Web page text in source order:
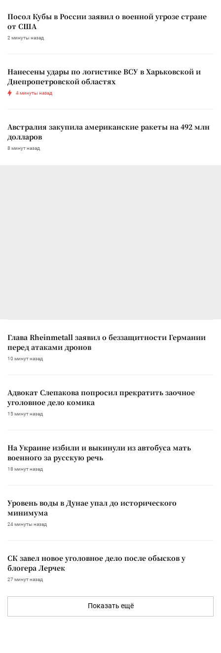
Посол Кубы в России заявил о военной угрозе стране
от США
2 минуты назад
Нанесены удары по логистике ВСУ в Харьковской и
Днепропетровской областях
4 минуты назад
Австралия закупила американские ракеты на 492 млн
долларов
8 минут назад
Глава Rheinmetall заявил о беззащитности Германии
перед атаками дронов
10 минут назад
Адвокат Слепакова попросил прекратить заочное
уголовное дело комика
15 минут назад
На Украине избили и выкинули из автобуса мать
военного за русскую речь
18 минут назад
Уровень воды в Дунае упал до исторического
минимума
24 минуты назад
СК завел новое уголовное дело после обысков у
блогера Лерчек
27 минут назад
Показать ещё